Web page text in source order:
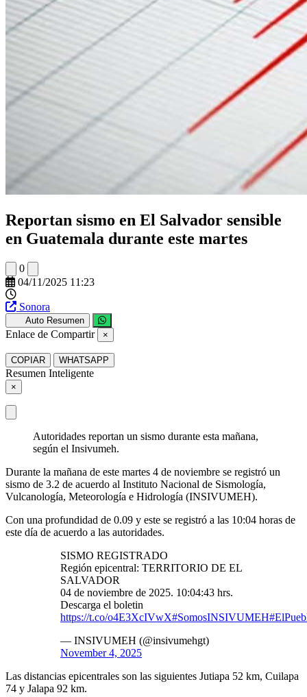
Reportan sismo en El Salvador sensible
en Guatemala durante este martes
0
04/11/2025 11:23
Sonora
Auto Resumen
Enlace de Compartir ×
COPIAR WHATSAPP
Resumen Inteligente
×
Autoridades reportan un sismo durante esta mañana,
según el Insivumeh.
Durante la mañana de este martes 4 de noviembre se registró un
sismo de 3.2 de acuerdo al Instituto Nacional de Sismología,
Vulcanología, Meteorología e Hidrología (INSIVUMEH).
Con una profundidad de 0.09 y este se registró a las 10:04 horas de
este día de acuerdo a las autoridades.
SISMO REGISTRADO
Región epicentral: TERRITORIO DE EL
SALVADOR
04 de noviembre de 2025. 10:04:43 hrs.
Descarga el boletin
https://t.co/o4E3XcIVwX#SomosINSIVUMEH
— INSIVUMEH (@insivumehgt)
November 4, 2025
Las distancias epicentrales son las siguientes Jutiapa 52 km, Cuilapa
74 y Jalapa 92 km.